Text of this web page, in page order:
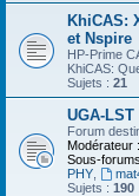
KhiCAS:
et Nspire
HP-Prime
KhiCAS:
Sujets : 21
UGA-LST
Forum
Modérateur :
Sous-
PHY
Sujets : 190